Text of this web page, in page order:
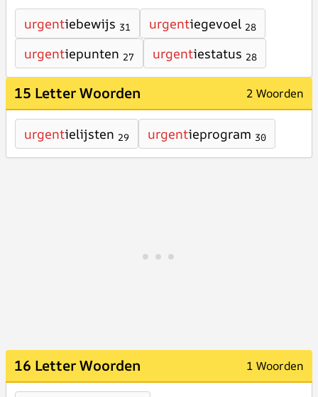
urgentiebewijs 31 urgentiegevoel 28
urgentiepunten 27 urgentiestatus 28
15 Letter Woorden 2 Woorden
urgentielijsten 29 urgentieprogram 30
16 Letter Woorden 1 Woorden